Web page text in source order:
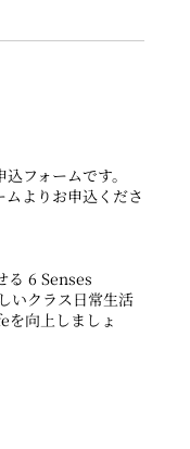
フォームです。
よりお申込くださ
る 6 Senses
いクラス日常生活
向上しましょ